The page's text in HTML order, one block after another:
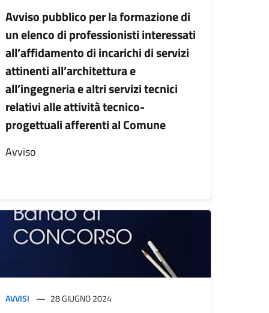
Avviso pubblico per la formazione di
un elenco di professionisti interessati
all’affidamento di incarichi di servizi
attinenti all’architettura e
all’ingegneria e altri servizi tecnici
relativi alle attività tecnico-
progettuali afferenti al Comune
Avviso
AVVISI 28 GIUGNO 2024